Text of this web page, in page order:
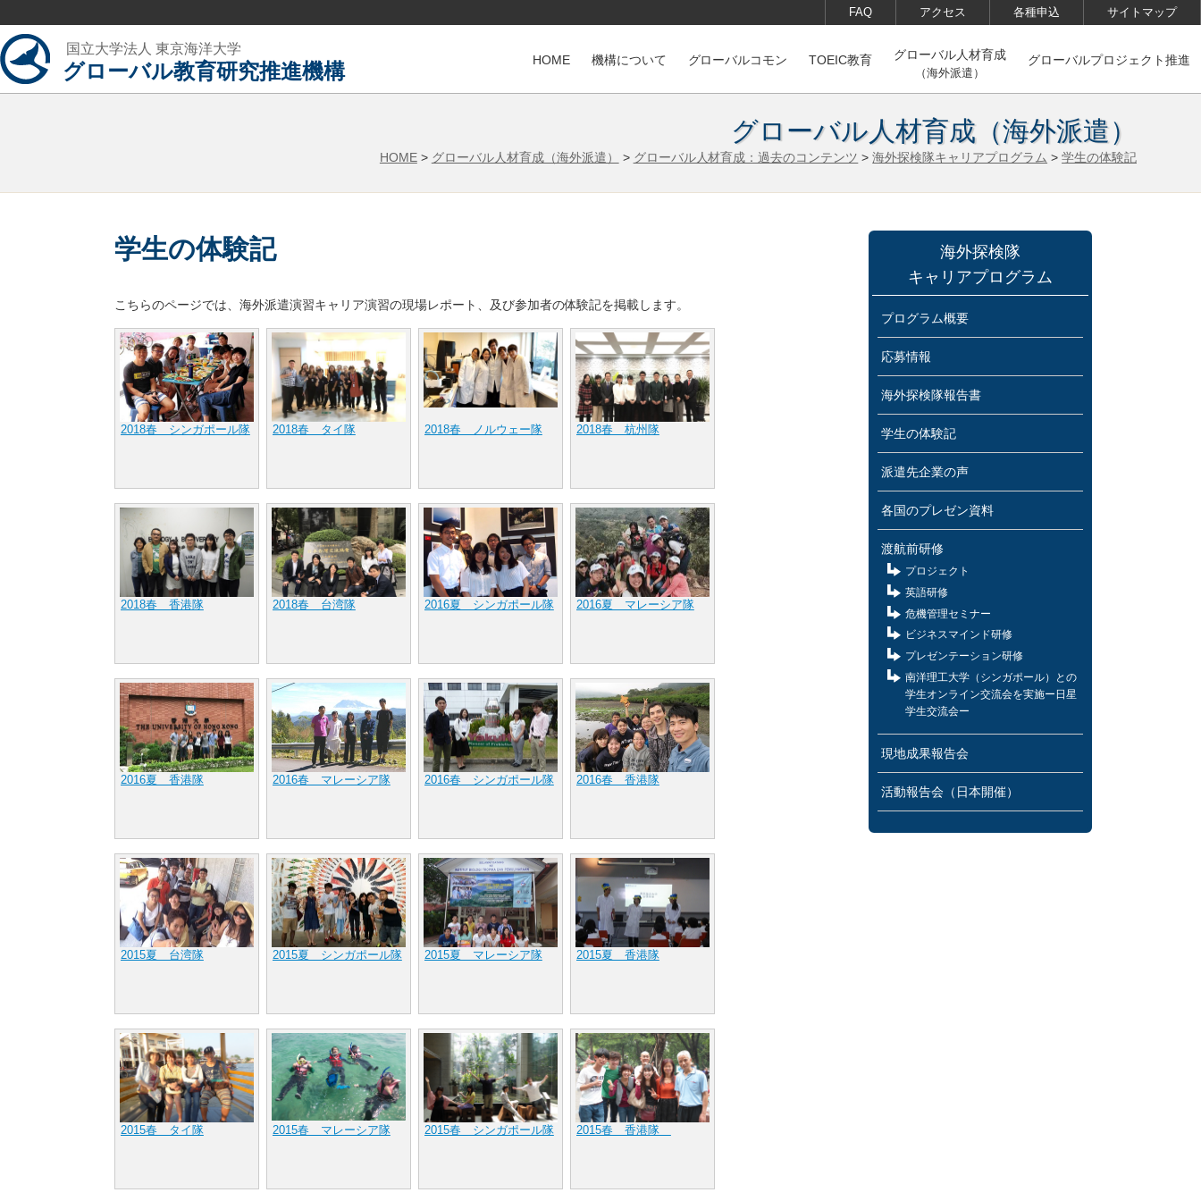
FAQ アクセス 各種申込 サイトマップ
国立大学法人 東京海洋大学
グローバル教育研究推進機構 HOME 機構について グローバルコモン TOEIC教育 グローバル人材育成
（海外派遣）
グローバルプロジェクト推進
グローバル人材育成（海外派遣）
HOME> グローバル人材育成（海外派遣） > グローバル人材育成：過去のコンテンツ >海外探検隊キャリアプログラム >学生の体験記
学生の体験記
こちらのページでは、海外派遣演習キャリア演習の現場レポート、及び参加者の体験記を掲載します。
2018春 シンガポール隊 2018春 タイ隊 2018春 ノルウェー隊 2018春 杭州隊
2018春 香港隊 2018春 台湾隊 2016夏 シンガポール隊 2016夏 マレーシア隊
2016夏 香港隊 2016春 マレーシア隊 2016春 シンガポール隊 2016春 香港隊
2015夏 台湾隊 2015夏 シンガポール隊 2015夏 マレーシア隊 2015夏 香港隊
2015春 タイ隊 2015春 マレーシア隊 2015春 シンガポール隊 2015春 香港隊
海外探検隊
キャリアプログラム
プログラム概要
応募情報
海外探検隊報告書
学生の体験記
派遣先企業の声
各国のプレゼン資料
渡航前研修
プロジェクト
英語研修
危機管理セミナー
ビジネスマインド研修
プレゼンテーション研修
南洋理工大学（シンガポール）との
学生オンライン交流会を実施ー日星
学生交流会ー
現地成果報告会
活動報告会（日本開催）